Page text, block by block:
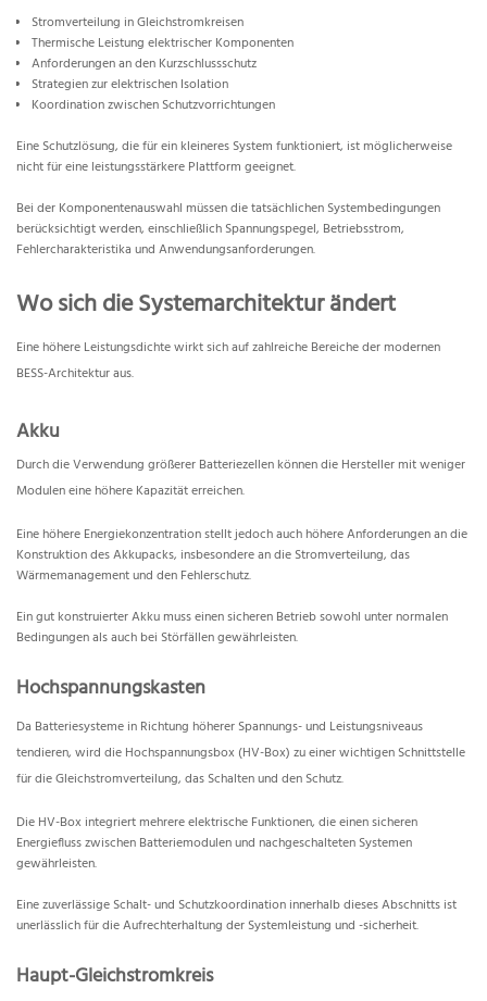
Stromverteilung in Gleichstromkreisen
Thermische Leistung elektrischer Komponenten
Anforderungen an den Kurzschlussschutz
Strategien zur elektrischen Isolation
Koordination zwischen Schutzvorrichtungen
Eine Schutzlösung, die für ein kleineres System funktioniert, ist möglicherweise
nicht für eine leistungsstärkere Plattform geeignet.
Bei der Komponentenauswahl müssen die tatsächlichen Systembedingungen
berücksichtigt werden, einschließlich Spannungspegel, Betriebsstrom,
Fehlercharakteristika und Anwendungsanforderungen.
Wo sich die Systemarchitektur ändert
Eine höhere Leistungsdichte wirkt sich auf zahlreiche Bereiche der modernen
BESS-Architektur aus.
Akku
Durch die Verwendung größerer Batteriezellen können die Hersteller mit weniger
Modulen eine höhere Kapazität erreichen.
Eine höhere Energiekonzentration stellt jedoch auch höhere Anforderungen an die
Konstruktion des Akkupacks, insbesondere an die Stromverteilung, das
Wärmemanagement und den Fehlerschutz.
Ein gut konstruierter Akku muss einen sicheren Betrieb sowohl unter normalen
Bedingungen als auch bei Störfällen gewährleisten.
Hochspannungskasten
Da Batteriesysteme in Richtung höherer Spannungs- und Leistungsniveaus
tendieren, wird die Hochspannungsbox (HV-Box) zu einer wichtigen Schnittstelle
für die Gleichstromverteilung, das Schalten und den Schutz.
Die HV-Box integriert mehrere elektrische Funktionen, die einen sicheren
Energiefluss zwischen Batteriemodulen und nachgeschalteten Systemen
gewährleisten.
Eine zuverlässige Schalt- und Schutzkoordination innerhalb dieses Abschnitts ist
unerlässlich für die Aufrechterhaltung der Systemleistung und -sicherheit.
Haupt-Gleichstromkreis